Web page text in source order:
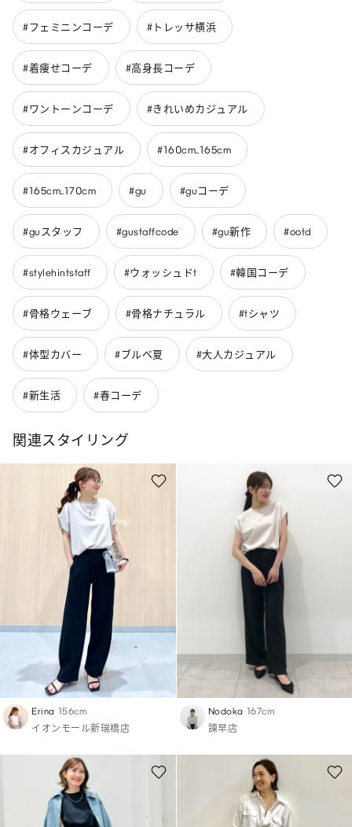
#フェミニンコーデ #トレッサ横浜
#着痩せコーデ #高身長コーデ
#ワントーンコーデ #きれいめカジュアル
#オフィスカジュアル #160cm_165cm
#165cm_170cm #gu #guコーデ
#guスタッフ #gustaffcode #gu新作 #ootd
#stylehintstaff #ウォッシュドt #韓国コーデ
#骨格ウェーブ #骨格ナチュラル #tシャツ
#体型カバー #ブルベ夏 #大人カジュアル
#新生活 #春コーデ
関連スタイリング
Erina 156cm
イオンモール新瑞橋店
Nodoka 167cm
諫早店